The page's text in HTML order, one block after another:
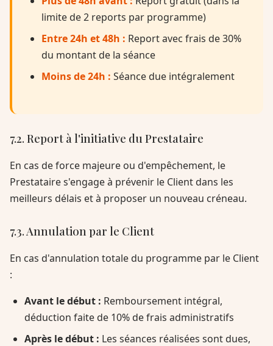
limite de 2 reports par programme)
Entre 24h et 48h : Report avec frais de 30%
du montant de la séance
Moins de 24h : Séance due intégralement
7.2. Report à l'initiative du Prestataire
En cas de force majeure ou d'empêchement, le
Prestataire s'engage à prévenir le Client dans les
meilleurs délais et à proposer un nouveau créneau.
7.3. Annulation par le Client
En cas d'annulation totale du programme par le Client
:
Avant le début : Remboursement intégral,
déduction faite de 10% de frais administratifs
Après le début : Les séances réalisées sont dues,